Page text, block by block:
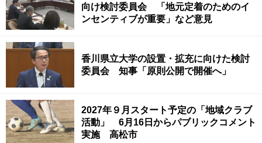
向け検討委員会 「地元定着のためのイ
ンセンティブが重要」など意見
香川県立大学の設置・拡充に向けた検討
委員会 知事「原則公開で開催へ」
2027年９月スタート予定の「地域クラブ
活動」 6月16日からパブリックコメント
実施 高松市